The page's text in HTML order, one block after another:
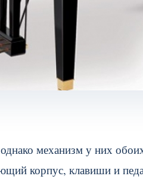
механизм у них
корпус, клавиши и